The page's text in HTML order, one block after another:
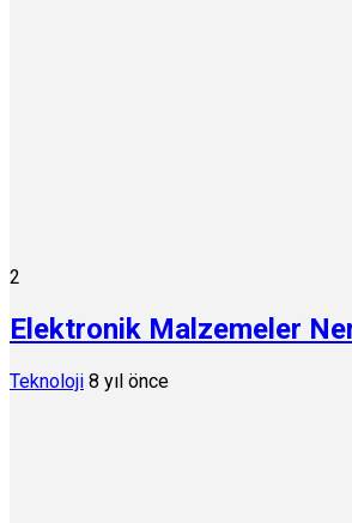
2
Elektronik Malzemeler
Teknoloji 8 yıl önce